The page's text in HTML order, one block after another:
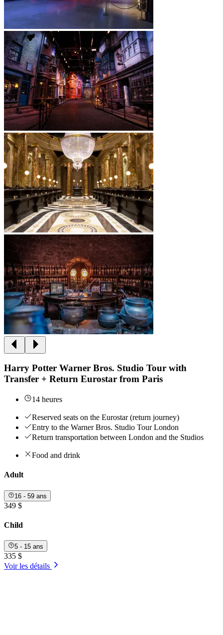
Harry Potter Warner Bros. Studio Tour with
Transfer + Return Eurostar from Paris
14 heures
Reserved seats on the Eurostar (return journey)
Entry to the Warner Bros. Studio Tour London
Return transportation between London and the Studios
Food and drink
Adult
16 - 59 ans
349 $
Child
5 - 15 ans
335 $
Voir les détails